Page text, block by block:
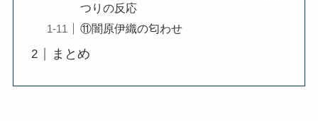
つりの反応
⑪闇原伊織の匂わせ
まとめ